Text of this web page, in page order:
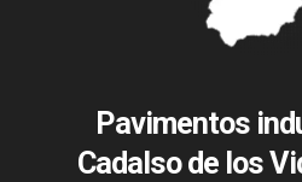
Pavimentos
Cadalso de los